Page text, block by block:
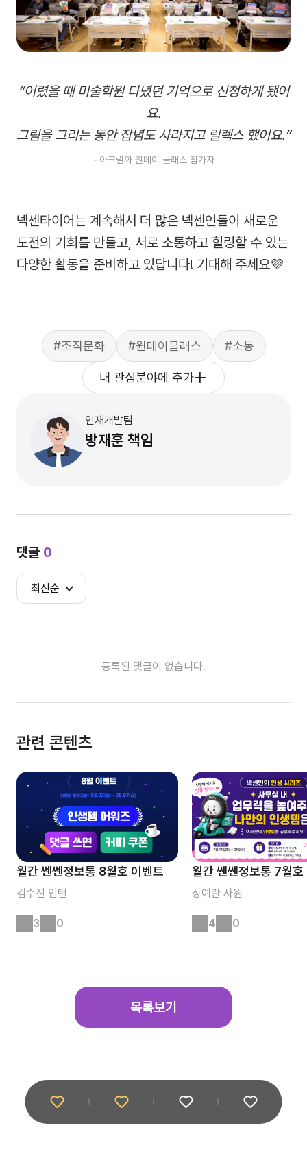
“어렸을 때 미술학원 다녔던 기억으로 신청하게 됐어
요.
그림을 그리는 동안 잡념도 사라지고 릴렉스 했어요.”
- 아크릴화 원데이 클래스 참가자
넥센타이어는 계속해서 더 많은 넥센인들이 새로운
도전의 기회를 만들고, 서로 소통하고 힐링할 수 있는
다양한 활동을 준비하고 있답니다! 기대해 주세요💜
#조직문화 #원데이클래스 #소통
내 관심분야에 추가
인재개발팀
방재훈 책임
댓글 0
최신순
등록된 댓글이 없습니다.
관련 콘텐츠
월간 쎈쎈정보통 8월호 이벤트
김수진 인턴
3 0
월간 쎈쎈정보통 7월호
장예란 사원
4 0
목록보기